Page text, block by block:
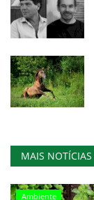
MAIS NOTÍCIAS
Ambiente